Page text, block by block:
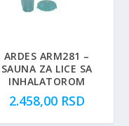
ARDES ARM281 –
SAUNA ZA LICE SA
INHALATOROM
2.458,00 RSD